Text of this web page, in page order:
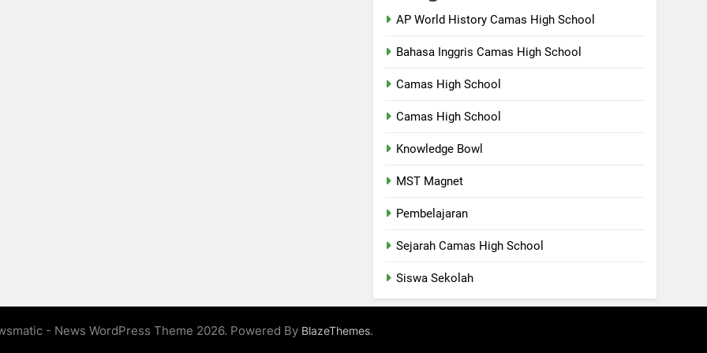
AP World History Camas High School
Bahasa Inggris Camas High School
Camas High School
Camas High School
Knowledge Bowl
MST Magnet
Pembelajaran
Sejarah Camas High School
Siswa Sekolah
- News WordPress Theme 2026. Powered By BlazeThemes.